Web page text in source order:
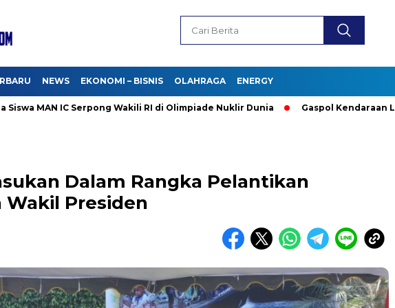
NEWS EKONOMI – BISNIS OLAHRAGA ENERGY
MAN IC Serpong Wakili RI di Olimpiade Nuklir Dunia Gaspol Kendaraan Listrik!
Dalam Rangka Pelantikan
Wakil Presiden